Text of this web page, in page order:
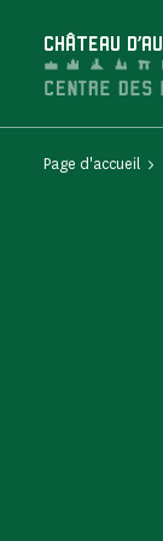
CHÂTEAU
Page d'accueil